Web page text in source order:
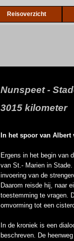
Reisoverzicht
Nunspeet -
3015 kilometer
In het spoor van Albert
Ergens in het begin van
van St.- Marien in
invoering van de
Daarom reisde hij, naar
toestemming te vragen.
omvorming tot een
In de kroniek is een
beschreven. De